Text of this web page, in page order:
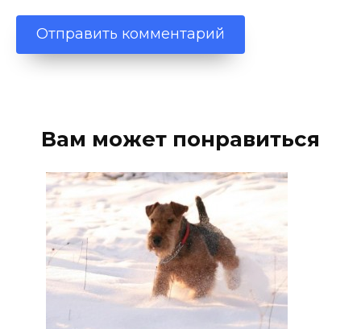
Вам может понравиться